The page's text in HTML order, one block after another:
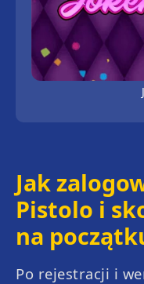
Jak
Pistolo i
na
Po rejestracji i